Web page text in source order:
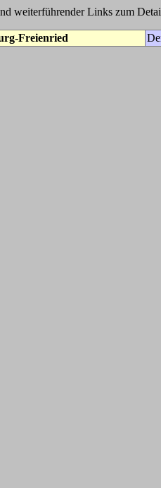
weiterführender Links zum
Freienried